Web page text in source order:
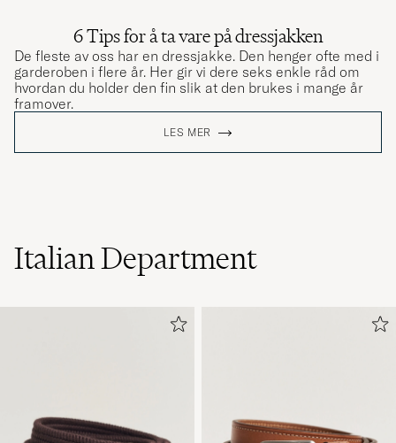
6 Tips for å ta vare på dressjakken
De fleste av oss har en dressjakke. Den henger ofte med i
garderoben i flere år. Her gir vi dere seks enkle råd om
hvordan du holder den fin slik at den brukes i mange år
framover.
LES MER
Italian Department